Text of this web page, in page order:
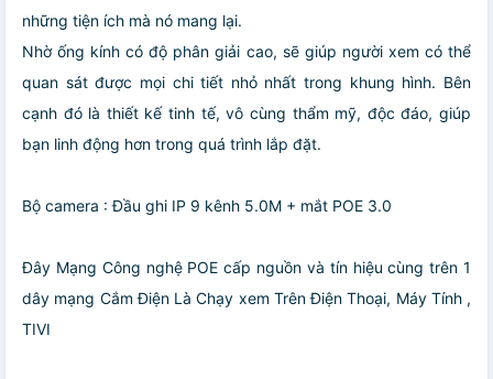
những tiện ích mà nó mang lại.
Nhờ ống kính có độ phân giải cao, sẽ giúp người xem có thể
quan sát được mọi chi tiết nhỏ nhất trong khung hình. Bên
cạnh đó là thiết kế tinh tế, vô cùng thẩm mỹ, độc đáo, giúp
bạn linh động hơn trong quá trình lắp đặt.
Bộ camera : Đầu ghi IP 9 kênh 5.0M + mắt POE 3.0
Đây Mạng Công nghệ POE cấp nguồn và tín hiệu cùng trên 1
dây mạng Cắm Điện Là Chạy xem Trên Điện Thoại, Máy Tính ,
TIVI